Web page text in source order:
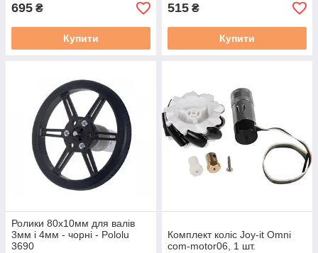
695 ₴
Купити
515 ₴
Купити
Ролики 80x10мм для валів
3мм і 4мм - чорні - Pololu
3690
Комплект коліс Joy-it Omni
com-motor06, 1 шт.